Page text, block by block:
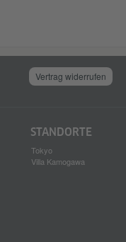
Vertrag widerrufen
STANDORTE
Tokyo
Villa Kamogawa